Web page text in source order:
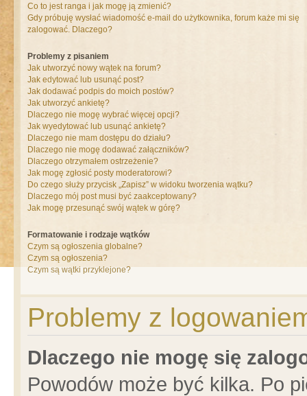
Co to jest ranga i jak mogę ją zmienić?
Gdy próbuję wysłać wiadomość e-mail do użytkownika, forum każe mi się
zalogować. Dlaczego?
Problemy z pisaniem
Jak utworzyć nowy wątek na forum?
Jak edytować lub usunąć post?
Jak dodawać podpis do moich postów?
Jak utworzyć ankietę?
Dlaczego nie mogę wybrać więcej opcji?
Jak wyedytować lub usunąć ankietę?
Dlaczego nie mam dostępu do działu?
Dlaczego nie mogę dodawać załączników?
Dlaczego otrzymałem ostrzeżenie?
Jak mogę zgłosić posty moderatorowi?
Do czego służy przycisk „Zapisz” w widoku tworzenia wątku?
Dlaczego mój post musi być zaakceptowany?
Jak mogę przesunąć swój wątek w górę?
Formatowanie i rodzaje wątków
Czym są ogłoszenia globalne?
Czym są ogłoszenia?
Czym są wątki przyklejone?
Problemy z
Dlaczego nie mogę się
Powodów może być kilka. Po